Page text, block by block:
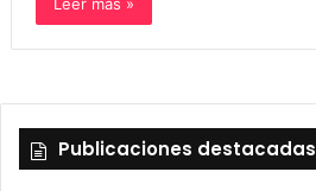
Publicaciones destacadas